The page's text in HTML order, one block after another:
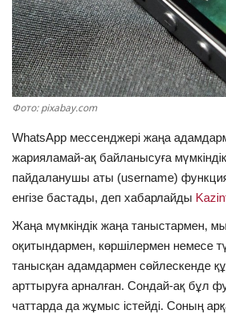
ОЙЫН-САУЫҚ
АРНАЙЫ ЖОБА
OFFICIAL
Құрылтай
Тілді тандаңыз
Қазақша Русский
Фото: pixabay.com
WhatsApp мессенджері жаңа
жарияламай-ақ байланысуға
пайдаланушы аты (username)
енгізе бастады, деп хабарлайды
Жаңа мүмкіндік жаңа таныстармен,
оқитындармен, көршілермен немесе
танысқан адамдармен сөйлескенде
арттыруға арналған. Сондай-ақ бұл
чаттарда да жұмыс істейді. Соның